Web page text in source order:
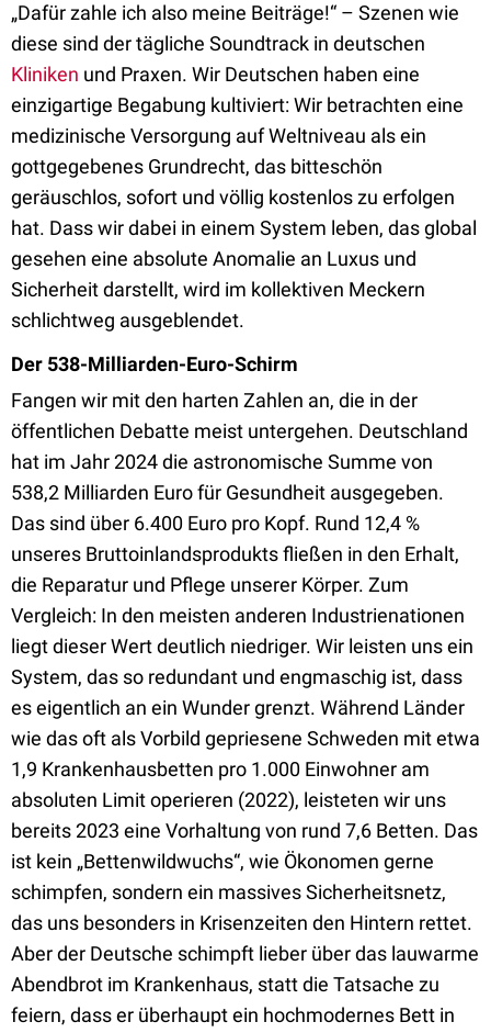
„Dafür zahle ich also meine Beiträge!“ – Szenen wie
diese sind der tägliche Soundtrack in deutschen
Kliniken und Praxen. Wir Deutschen haben eine
einzigartige Begabung kultiviert: Wir betrachten eine
medizinische Versorgung auf Weltniveau als ein
gottgegebenes Grundrecht, das bitteschön
geräuschlos, sofort und völlig kostenlos zu erfolgen
hat. Dass wir dabei in einem System leben, das global
gesehen eine absolute Anomalie an Luxus und
Sicherheit darstellt, wird im kollektiven Meckern
schlichtweg ausgeblendet.
Der 538-Milliarden-Euro-Schirm
Fangen wir mit den harten Zahlen an, die in der
öffentlichen Debatte meist untergehen. Deutschland
hat im Jahr 2024 die astronomische Summe von
538,2 Milliarden Euro für Gesundheit ausgegeben.
Das sind über 6.400 Euro pro Kopf. Rund 12,4 %
unseres Bruttoinlandsprodukts fließen in den Erhalt,
die Reparatur und Pflege unserer Körper. Zum
Vergleich: In den meisten anderen Industrienationen
liegt dieser Wert deutlich niedriger. Wir leisten uns ein
System, das so redundant und engmaschig ist, dass
es eigentlich an ein Wunder grenzt. Während Länder
wie das oft als Vorbild gepriesene Schweden mit etwa
1,9 Krankenhausbetten pro 1.000 Einwohner am
absoluten Limit operieren (2022), leisteten wir uns
bereits 2023 eine Vorhaltung von rund 7,6 Betten. Das
ist kein „Bettenwildwuchs“, wie Ökonomen gerne
schimpfen, sondern ein massives Sicherheitsnetz,
das uns besonders in Krisenzeiten den Hintern rettet.
Aber der Deutsche schimpft lieber über das lauwarme
Abendbrot im Krankenhaus, statt die Tatsache zu
feiern, dass er überhaupt ein hochmodernes Bett in